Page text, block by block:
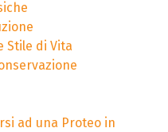
Stile di Vita
ad una Proteo in